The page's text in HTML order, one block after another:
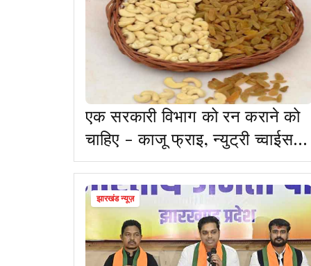
एक सरकारी विभाग को रन कराने को
चाहिए - काजू फ्राइ, न्युट्री च्वाईस
बिस्कुट, किशमिश व 137 आइटम
झारखंड न्यूज़